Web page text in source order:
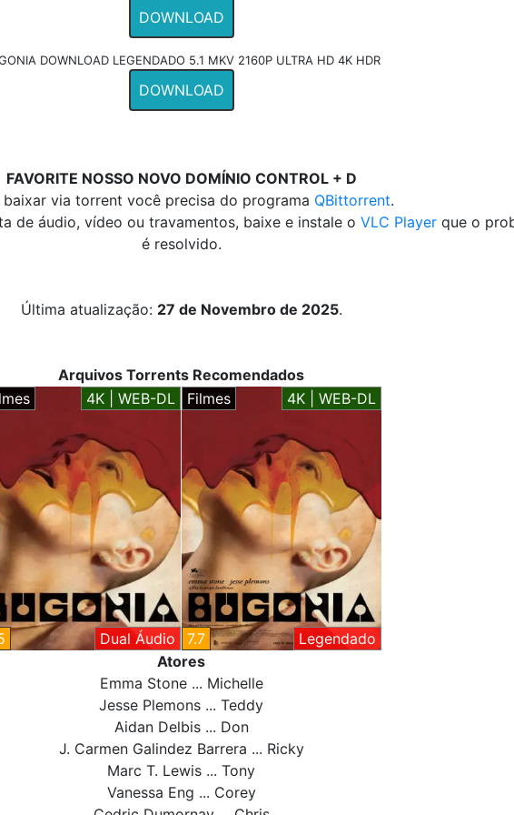
DOWNLOAD
DOWNLOAD LEGENDADO 5.1 MKV 2160P ULTRA HD 4K HDR
DOWNLOAD
FAVORITE NOSSO NOVO DOMÍNIO CONTROL + D
baixar via torrent você precisa do programa QBittorrent.
de áudio, vídeo ou travamentos, baixe e instale o VLC Player que o
é resolvido.
Última atualização: 27 de Novembro de 2025.
Arquivos Torrents Recomendados
4K | WEB-DL
Dual Áudio
Filmes 4K | WEB-DL
7.7
Legendado
Atores
Emma Stone ... Michelle
Jesse Plemons ... Teddy
Aidan Delbis ... Don
J. Carmen Galindez Barrera ... Ricky
Marc T. Lewis ... Tony
Vanessa Eng ... Corey